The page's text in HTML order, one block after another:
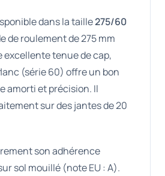
dans la taille275/60
de roulement de 275 mm
excellente tenue de cap,
(série 60) offre un bon
amorti et précision. Il
sur des jantes de 20
son adhérence
sol mouillé (note EU : A).